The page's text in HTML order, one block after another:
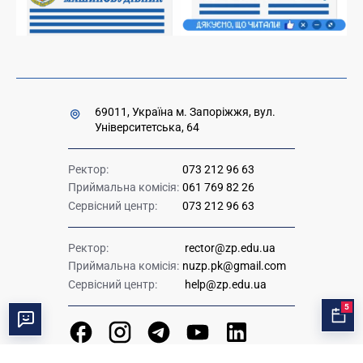
Урядова "гаряча лінія" 1545
69011, Україна м. Запоріжжя, вул.
Університетська, 64
Ректор:
073 212 96 63
Приймальна комісія: 061 769 82 26
Сервісний центр:
073 212 96 63
Ректор:
rector@zp.edu.ua
Приймальна комісія: nuzp.pk@gmail.com
Сервісний центр:
help@zp.edu.ua
5